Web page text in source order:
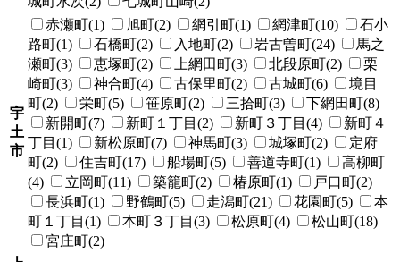
宇
土
市
赤瀬町(1) 旭町(2) 網引町(1) 網津町(10)
石小
路町(1)
石橋町(2) 入地町(2) 岩古曽町(24)
馬之
瀬町(3)
恵塚町(2) 上網田町(3) 北段原町(2)
栗
崎町(3)
神合町(4) 古保里町(2) 古城町(6)
境目
町(2)
栄町(5) 笹原町(2) 三拾町(3)
下網田町(8)
新開町(7)
新町１丁目(2) 新町３丁目(4)
新町４
丁目(1)
新松原町(7) 神馬町(3) 城塚町(2)
定府
町(2)
住吉町(17) 船場町(5) 善道寺町(1)
高柳町
(4)
立岡町(11) 築籠町(2) 椿原町(1)
戸口町(2)
長浜町(1)
野鶴町(5) 走潟町(21) 花園町(5)
本
町１丁目(1)
本町３丁目(3) 松原町(4)
松山町(18)
宮庄町(2)